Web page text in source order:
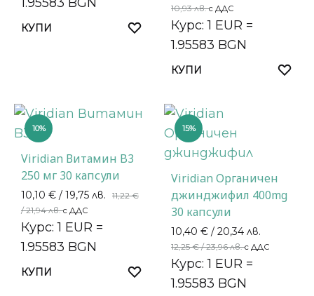
КУПИ
10,93 лв.с ДДС
Курс: 1 EUR =
1.95583 BGN
КУПИ
10%
Viridian Витамин B3
250 мг 30 капсули
10,10 € / 19,75 лв. 11,22€
/ 21,94 лв.с ДДС
Курс: 1 EUR =
1.95583 BGN
КУПИ
15%
Viridian Органичен
джинджифил 400mg
30 капсули
10,40 € / 20,34 лв.
12,25€/ 23,96 лв.с ДДС
Курс: 1 EUR =
1.95583 BGN